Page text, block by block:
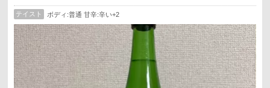
シュワっとしたお酒で喉を潤したいよね🤭
最初は上澄みだけ飲みたかったけど、
開栓に四苦八苦😓
結局、15分ぐらい掛かっちゃったよ😭
テイスト ボディ:普通 甘辛:辛い+2